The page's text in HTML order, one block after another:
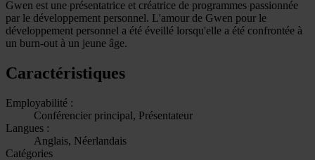
Gwen est une présentatrice et créatrice de programmes passionnée
par le développement personnel. L'amour de Gwen pour le
développement personnel a été éveillé lorsqu'elle a été confrontée à
un burn-out à un jeune âge.
Caractéristiques
Employabilité :
Conférencier principal, Présentateur
Langues :
Anglais, Néerlandais
Catégories